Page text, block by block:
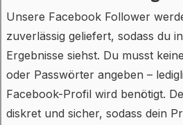
Unsere Facebook Follower
zuverlässig geliefert, sodass du
Ergebnisse siehst. Du musst
oder Passwörter angeben –
Facebook-Profil wird benötigt.
diskret und sicher, sodass dein